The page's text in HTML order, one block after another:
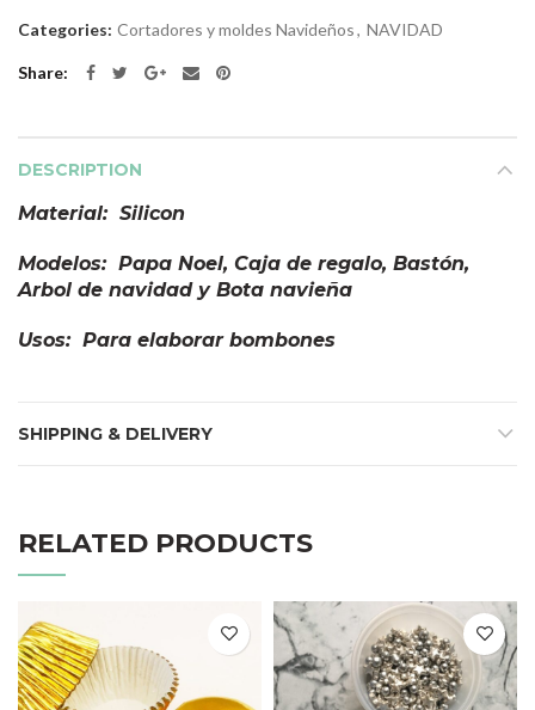
Categories: Cortadores y moldes Navideños, NAVIDAD
Share
DESCRIPTION
Material: Silicon
Modelos: Papa Noel, Caja de regalo, Bastón,
Arbol de navidad y Bota navieña
Usos: Para elaborar bombones
SHIPPING & DELIVERY
RELATED PRODUCTS